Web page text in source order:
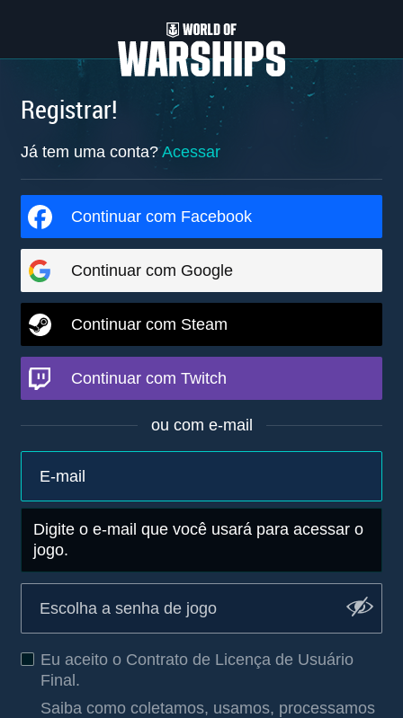
Registrar!
Já tem uma conta?Acessar
Continuar com Facebook
Continuar com Google
Continuar com Steam
Continuar com Twitch
ou com e-mail
Digite o e-mail que você usará para acessar o
jogo.
Eu aceito o Contrato de Licença de Usuário
Final .
Saiba como coletamos, usamos, processamos